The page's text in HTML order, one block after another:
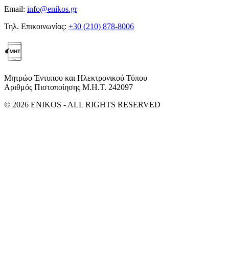
Email: info@enikos.gr
Τηλ. Επικοινωνίας: +30 (210) 878-8006
Μητρώο Έντυπου και Ηλεκτρονικού Τύπου
Αριθμός Πιστοποίησης Μ.Η.Τ. 242097
© 2026 ENIKOS - ALL RIGHTS RESERVED